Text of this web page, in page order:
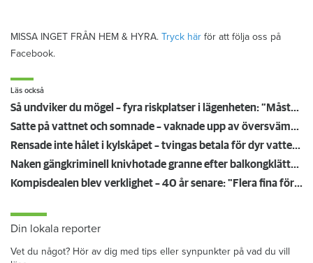
MISSA INGET FRÅN HEM & HYRA. Tryck här för att följa oss på
Facebook.
Läs också
Så undviker du mögel – fyra riskplatser i lägenheten: ”Måste städa bort”
Satte på vattnet och somnade – vaknade upp av översvämning hos grannen
Rensade inte hålet i kylskåpet – tvingas betala för dyr vattenskada
Naken gängkriminell knivhotade granne efter balkongklättring
Kompisdealen blev verklighet – 40 år senare: "Flera fina fördelar med att dela bostad"
Din lokala reporter
Vet du något? Hör av dig med tips eller synpunkter på vad du vill